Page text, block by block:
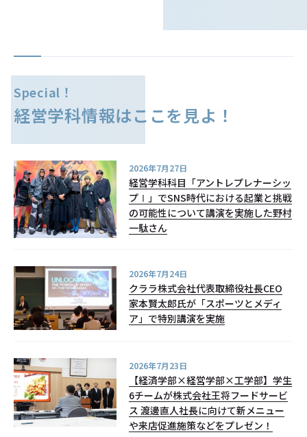
Special！
経営学科情報はここを見よ！
2026年7月27日
経営学科科目「アントレプレナーシッ
プⅠ」でSNS時代における起業と挑戦
の可能性について講演を実施した野村
一駄さん
2026年7月24日
クララ株式会社代表取締役社長CEO
家本賢太郎氏が「スポーツとメディ
ア」で特別講演を実施
2026年7月23日
【経済学部×経営学部×工学部】学生
6チームが株式会社王将フードサービ
ス 渡邊直人社長に向けて新メニュー
や来店促進施策などをプレゼン！